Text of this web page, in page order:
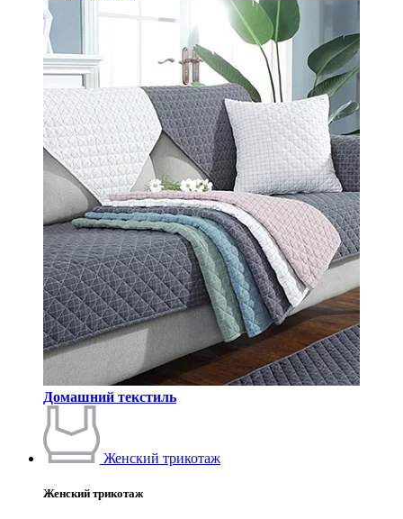
Домашний текстиль
Женский трикотаж
Женский трикотаж